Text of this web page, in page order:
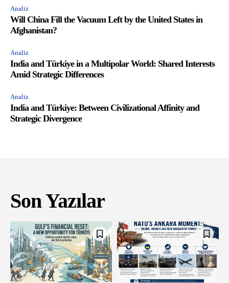
Analiz
Will China Fill the Vacuum Left by the United States in
Afghanistan?
Analiz
India and Türkiye in a Multipolar World: Shared Interests
Amid Strategic Differences
Analiz
India and Türkiye: Between Civilizational Affinity and
Strategic Divergence
Son Yazılar